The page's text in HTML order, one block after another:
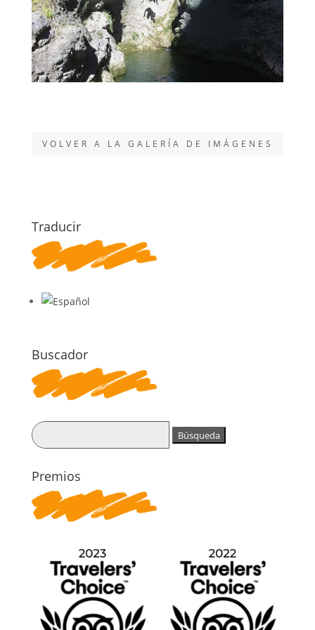
VOLVER A LA GALERÍA DE IMÁGENES
Traducir
Buscador
Buscar:
Premios